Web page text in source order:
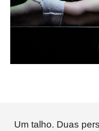
Um talho. Duas